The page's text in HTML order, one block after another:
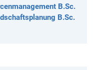
B.Sc.
B.Sc.